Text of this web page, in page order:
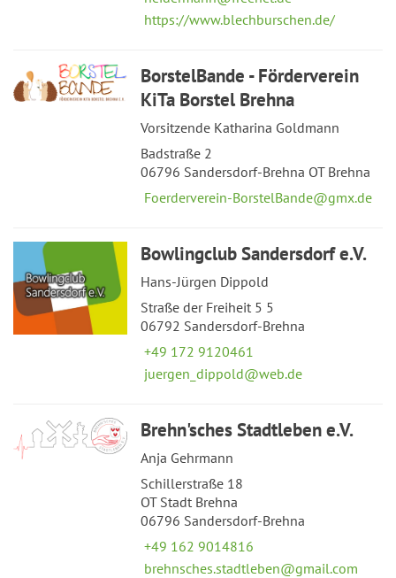
https://www.blechburschen.de/
BorstelBande - Förderverein
KiTa Borstel Brehna
Vorsitzende Katharina Goldmann
Badstraße 2
06796 Sandersdorf-Brehna OT Brehna
Foerderverein-BorstelBande@gmx.de
Bowlingclub Sandersdorf e.V.
Hans-Jürgen Dippold
Straße der Freiheit 5 5
06792 Sandersdorf-Brehna
+49 172 9120461
juergen_dippold@web.de
Brehn'sches Stadtleben e.V.
Anja Gehrmann
Schillerstraße 18
OT Stadt Brehna
06796 Sandersdorf-Brehna
+49 162 9014816
brehnsches.stadtleben@gmail.com